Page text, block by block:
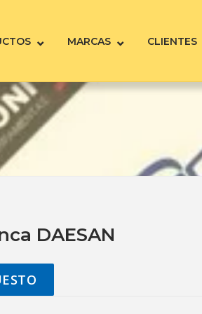
MARCAS CLIENTES
DAESAN